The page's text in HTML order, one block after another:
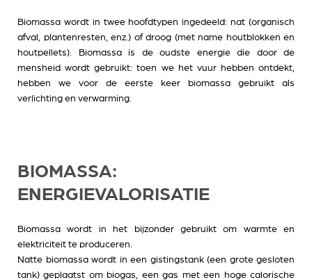
Biomassa wordt in twee hoofdtypen ingedeeld: nat (organisch
afval, plantenresten, enz.) of droog (met name houtblokken en
houtpellets). Biomassa is de oudste energie die door de
mensheid wordt gebruikt: toen we het vuur hebben ontdekt,
hebben we voor de eerste keer biomassa gebruikt als
verlichting en verwarming.
BIOMASSA:
ENERGIEVALORISATIE
Biomassa wordt in het bijzonder gebruikt om warmte en
elektriciteit te produceren.
Natte biomassa wordt in een gistingstank (een grote gesloten
tank) geplaatst om biogas, een gas met een hoge calorische